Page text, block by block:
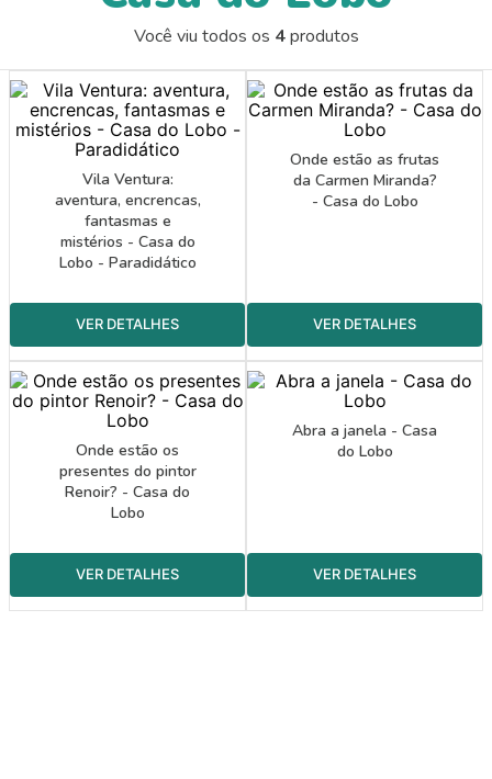
Você viu todos os 4produtos
Vila Ventura:
aventura, encrencas,
fantasmas e
mistérios - Casa do
Lobo - Paradidático
Onde estão as frutas
da Carmen Miranda?
- Casa do Lobo
Onde estão os
presentes do pintor
Renoir? - Casa do
Lobo
Abra a janela - Casa
do Lobo